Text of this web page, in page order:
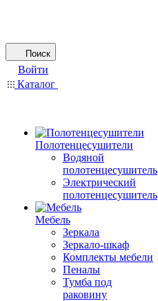
Поиск
Войти
Каталог
Полотенцесушители
Водяной
полотенцесушитель
Электрический
полотенцесушитель
Мебель
Зеркала
Зеркало-шкаф
Комплекты мебели
Пеналы
Тумба под
раковину